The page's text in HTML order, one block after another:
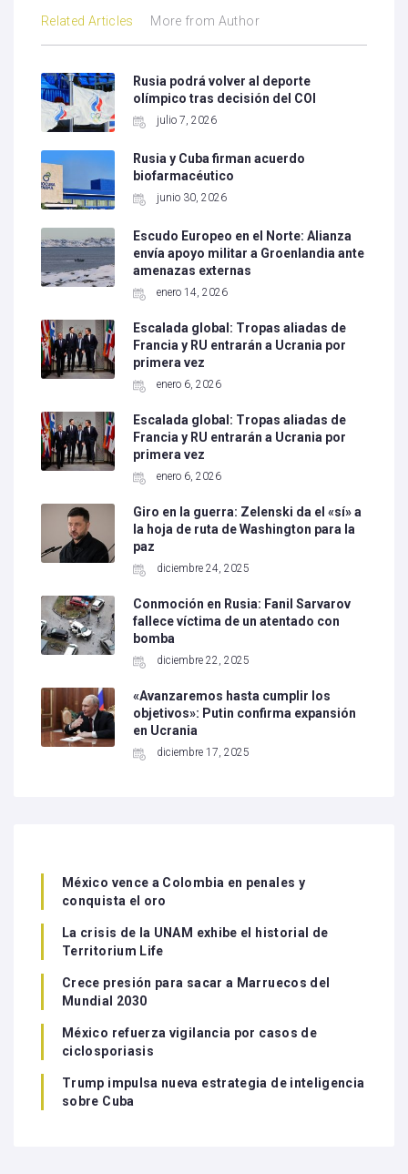
Related Articles More from Author
Rusia podrá volver al deporte
olímpico tras decisión del COI
julio 7, 2026
Rusia y Cuba firman acuerdo
biofarmacéutico
junio 30, 2026
Escudo Europeo en el Norte: Alianza
envía apoyo militar a Groenlandia ante
amenazas externas
enero 14, 2026
Escalada global: Tropas aliadas de
Francia y RU entrarán a Ucrania por
primera vez
enero 6, 2026
Escalada global: Tropas aliadas de
Francia y RU entrarán a Ucrania por
primera vez
enero 6, 2026
Giro en la guerra: Zelenski da el «sí» a
la hoja de ruta de Washington para la
paz
diciembre 24, 2025
Conmoción en Rusia: Fanil Sarvarov
fallece víctima de un atentado con
bomba
diciembre 22, 2025
«Avanzaremos hasta cumplir los
objetivos»: Putin confirma expansión
en Ucrania
diciembre 17, 2025
México vence a Colombia en penales y
conquista el oro
La crisis de la UNAM exhibe el historial de
Territorium Life
Crece presión para sacar a Marruecos del
Mundial 2030
México refuerza vigilancia por casos de
ciclosporiasis
Trump impulsa nueva estrategia de inteligencia
sobre Cuba